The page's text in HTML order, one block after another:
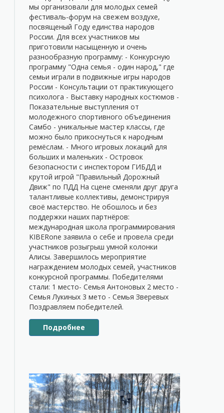
мы организовали для молодых семей
фестиваль-форум на свежем воздухе,
посвященый Году единства народов
России. Для всех участников мы
приготовили насыщенную и очень
разнообразную программу: - Конкурсную
программу "Одна семья - один народ," где
семьи играли в подвижные игры народов
России - Консультации от практикующего
психолога - Выставку народных костюмов -
Показательные выступления от
молодежного спортивного объединения
Самбо - уникальные мастер классы, где
можно было прикоснуться к народным
ремёслам. - Много игровых локаций для
больших и маленьких - Островок
безопасности с инспектором ГИБДД и
крутой игрой "Правильный Дорожный
Движ" по ПДД На сцене сменяли друг друга
талантливые коллективы, демонстрируя
своё мастерство. Не обошлось и без
поддержки наших партнёров:
международная школа программирования
KIBERone заявила о себе и провела среди
участников розыгрыш умной колонки
Алисы. Завершилось мероприятие
награждением молодых семей, участников
конкурсной программы. Победителями
стали: 1 место- Семья Антоновых 2 место -
Семья Лукиных 3 мето - Семья Зверевых
Поздравляем победителей.
Подробнее